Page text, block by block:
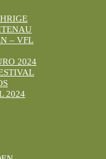
– VFL
2024
2024